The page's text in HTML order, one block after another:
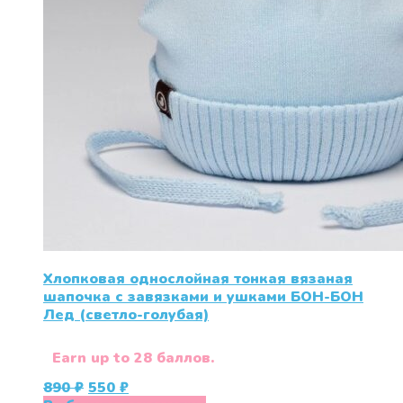
Хлопковая однослойная тонкая вязаная
шапочка с завязками и ушками БОН-БОН
Лед (светло-голубая)
Earn up to 28 баллов.
890₽ Первоначальная
550₽Текущая